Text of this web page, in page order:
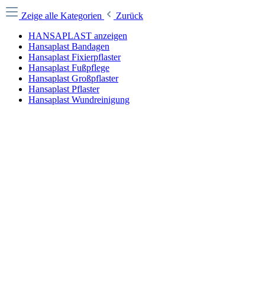
Zeige alle Kategorien
Zurück
HANSAPLAST anzeigen
Hansaplast Bandagen
Hansaplast Fixierpflaster
Hansaplast Fußpflege
Hansaplast Großpflaster
Hansaplast Pflaster
Hansaplast Wundreinigung